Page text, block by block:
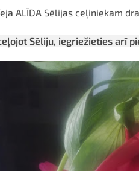
ALĪDA Sēlijas ceļiniekam
Sēliju, iegriežieties arī